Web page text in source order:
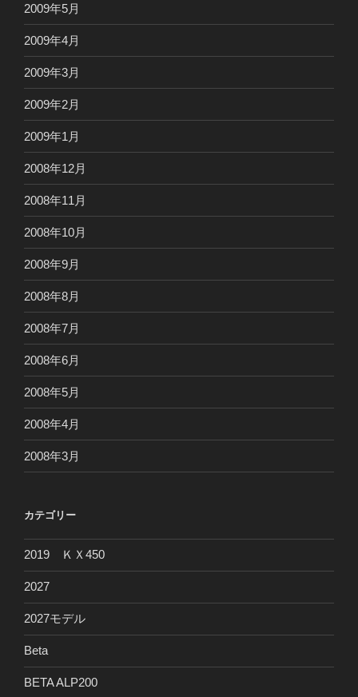
2009年5月
2009年4月
2009年3月
2009年2月
2009年1月
2008年12月
2008年11月
2008年10月
2008年9月
2008年8月
2008年7月
2008年6月
2008年5月
2008年4月
2008年3月
カテゴリー
2019 ＫＸ450
2027
2027モデル
Beta
BETA ALP200